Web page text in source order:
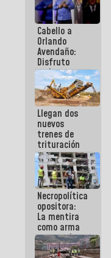
Cabello a
Orlando
Avendaño:
Disfruto
cada vez
que escribes
porque lo
que haces
es
embarrarla
Llegan dos
nuevos
trenes de
trituración
para
optimizar
manejo de
escombros
en La Guaira
Necropolítica
opositora:
La mentira
como arma
contra el
Pueblo